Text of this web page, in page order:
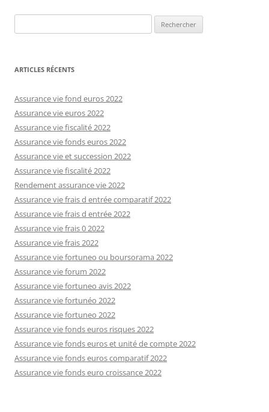
ARTICLES RÉCENTS
Assurance vie fond euros 2022
Assurance vie euros 2022
Assurance vie fiscalité 2022
Assurance vie fonds euros 2022
Assurance vie et succession 2022
Assurance vie fiscalité 2022
Rendement assurance vie 2022
Assurance vie frais d entrée comparatif 2022
Assurance vie frais d entrée 2022
Assurance vie frais 0 2022
Assurance vie frais 2022
Assurance vie fortuneo ou boursorama 2022
Assurance vie forum 2022
Assurance vie fortuneo avis 2022
Assurance vie fortunéo 2022
Assurance vie fortuneo 2022
Assurance vie fonds euros risques 2022
Assurance vie fonds euros et unité de compte 2022
Assurance vie fonds euros comparatif 2022
Assurance vie fonds euro croissance 2022